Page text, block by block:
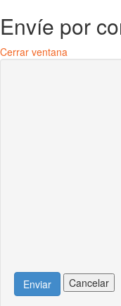
Envíe por
Cerrar ventana
Enviar Cancelar